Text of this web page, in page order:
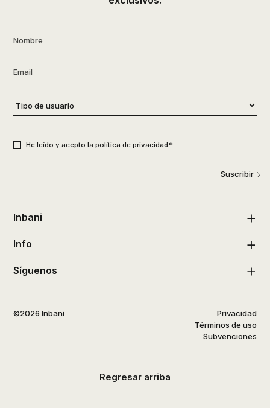
Nombre
Email
Tipo
de
He leído y acepto la política de privacidad*
Suscribir
Inbani
Info
Síguenos
©2026 Inbani
Privacidad
Términos de uso
Subvenciones
Regresar arriba